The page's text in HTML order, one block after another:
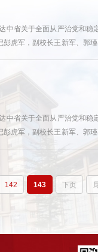
省关于全面从严治党和稳
虎军，副校长王新军、郭
省关于全面从严治党和稳
虎军，副校长王新军、郭
开局之年，也是落实学校“
142 143 下页